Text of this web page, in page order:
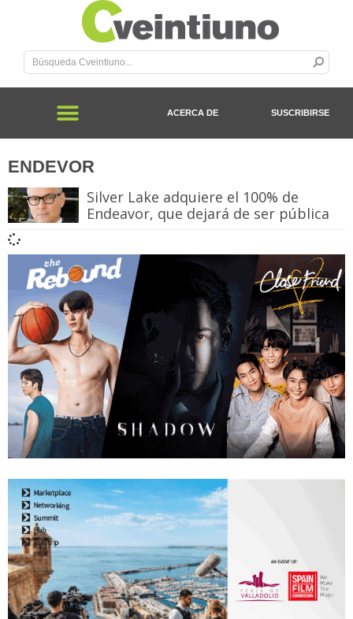
ACERCA DE SUSCRIBIRSE
ENDEVOR
Silver Lake adquiere el 100% de
Endeavor, que dejará de ser pública